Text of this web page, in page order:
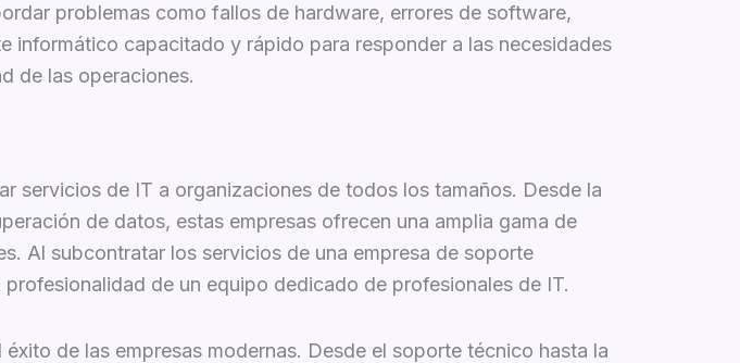
problemas como fallos de hardware, errores de software,
capacitado y rápido para responder a las necesidades
de las operaciones.
servicios de IT a organizaciones de todos los tamaños. Desde la
de datos, estas empresas ofrecen una amplia gama de
Al subcontratar los servicios de una empresa de soporte
de un equipo dedicado de profesionales de IT.
de las empresas modernas. Desde el soporte técnico hasta la